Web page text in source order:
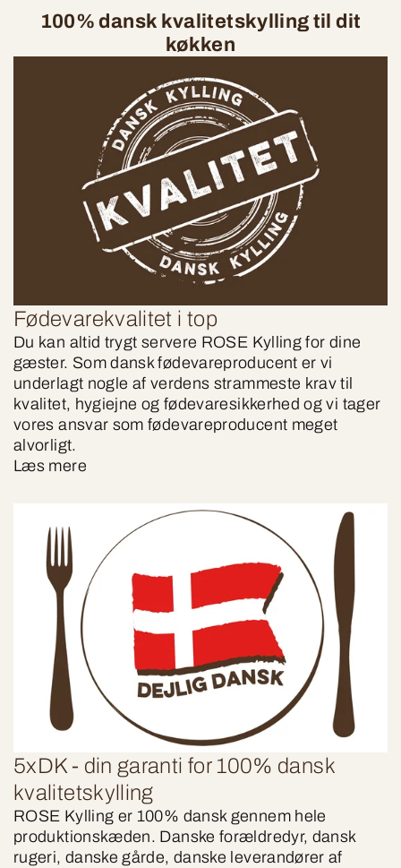
100% dansk kvalitetskylling til dit
køkken
Fødevarekvalitet i top
Du kan altid trygt servere ROSE Kylling for dine
gæster. Som dansk fødevareproducent er vi
underlagt nogle af verdens strammeste krav til
kvalitet, hygiejne og fødevaresikkerhed og vi tager
vores ansvar som fødevareproducent meget
alvorligt.
Læs mere
5xDK - din garanti for 100% dansk
kvalitetskylling
ROSE Kylling er 100% dansk gennem hele
produktionskæden. Danske forældredyr, dansk
rugeri, danske gårde, danske leverandører af